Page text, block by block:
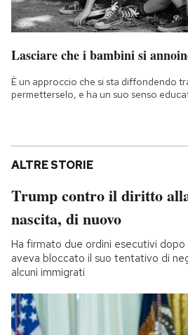
Lasciare che i bambini si
È un approccio che si sta diffondendo
permetterselo, e ha un suo senso
ALTRE STORIE
Trump contro il diritto
nascita, di nuovo
Ha firmato due ordini esecutivi
aveva bloccato il suo tentativo di
alcuni immigrati